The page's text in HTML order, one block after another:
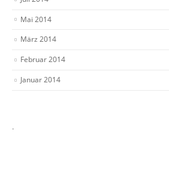
Mai 2014
März 2014
Februar 2014
Januar 2014
.